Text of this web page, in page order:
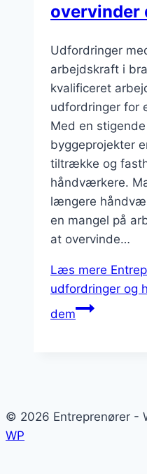
overvinder
Udfordringer
arbejdskraft i
kvalificeret
udfordringer for
Med en
byggeprojekter
tiltrække og
håndværkere.
længere
en mangel på
at overvinde…
Læs mere
udfordringer og
dem
© 2026 Entreprenører -
WP